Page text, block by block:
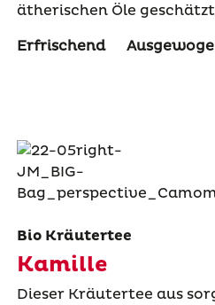
ätherischen Öle
Erfrischend
Bio Kräutertee
Kamille
Dieser Kräutertee aus